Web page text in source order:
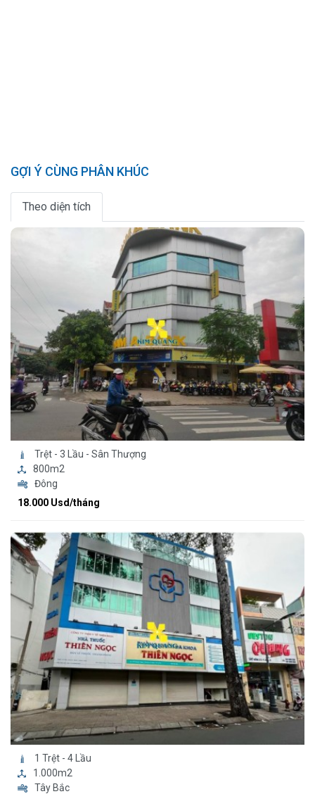
GỢI Ý CÙNG PHÂN KHÚC
Theo diện tích
Trệt - 3 Lầu - Sân Thượng
800m2
Đông
18.000 Usd/tháng
1 Trệt - 4 Lầu
1.000m2
Tây Bắc